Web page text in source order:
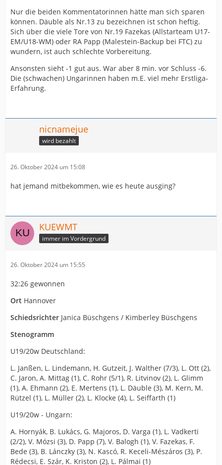
Nur die beiden Kommentatorinnen hätte man sich sparen
können. Däuble als Nr.13 zu bezeichnen ist schon heftig.
Sich über die viele Tore von Nr.19 Fazekas (Allstarteam U17-
EM/U18-WM) oder RA Papp (Malestein-Backup bei FTC) zu
wundern, ist auch schlechte Vorbereitung.
Ansonsten sieht -1 gut aus. War aber 8 min. vor Schluss -6.
Die (schwachen) Ungarinnen haben m.E. viel mehr Erstliga-
Erfahrung.
nicnamejue
wird bezahlt
26. Oktober 2024 um 15:08
hat jemand mitbekommen, wie es heute ausging?
KUEWMT
immer im Vordergrund
26. Oktober 2024 um 15:55
32:26 gewonnen
Ort Hannover
Schiedsrichter Janica Büschgens / Kimberley Büschgens
Stenogramm
U19/20w Deutschland:
L. Janßen, L. Lindemann, H. Gutzeit, J. Walther (7/3), L. Ott (2),
C. Jaron, A. Mittag (1), C. Rohr (5/1), R. Litvinov (2), L. Glimm
(1), A. Ehmann (2), E. Mertens (1), L. Däuble (3), M. Kern, M.
Rützel (1), L. Müller (2), L. Klocke (4), L. Seiffarth (1)
U19/20w - Ungarn:
A. Hornyák, B. Lukács, G. Majoros, D. Varga (1), L. Vadkerti
(2/2), V. Mózsi (3), D. Papp (7), V. Balogh (1), V. Fazekas, F.
Bede (3), B. Lánczky (3), N. Kascó, R. Keceli-Mészáros (3), P.
Rédecsi, E. Szár, K. Kriston (2), L. Pálmai (1)